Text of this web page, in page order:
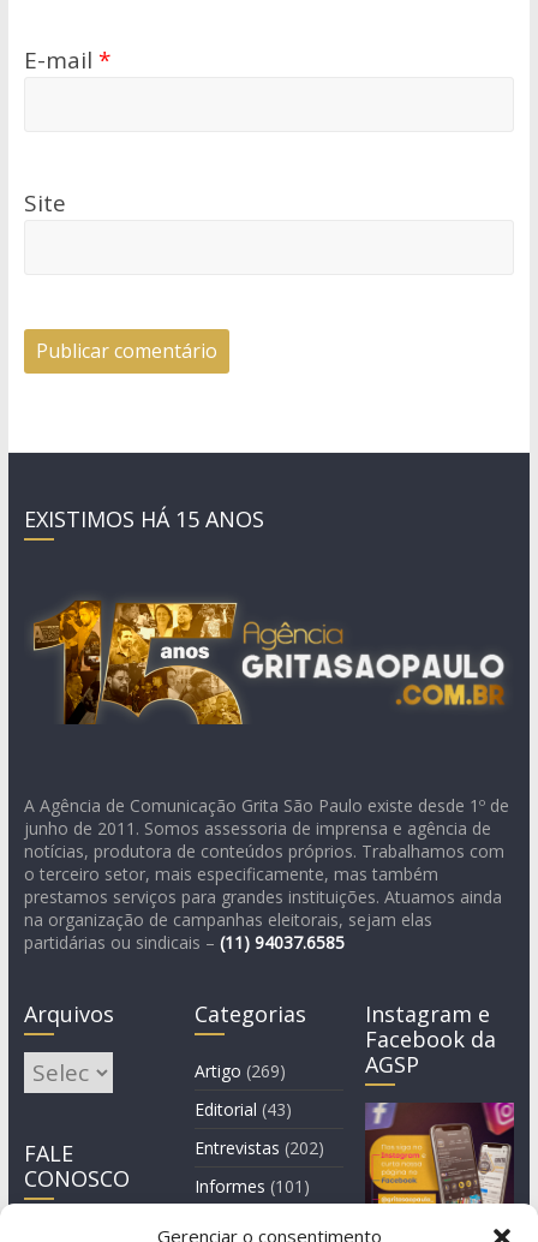
Gerenciar o consentimento
E-mail *
Site
EXISTIMOS HÁ 15 ANOS
A Agência de Comunicação Grita São Paulo existe desde 1º de
junho de 2011. Somos assessoria de imprensa e agência de
notícias, produtora de conteúdos próprios. Trabalhamos com
o terceiro setor, mais especificamente, mas também
prestamos serviços para grandes instituições. Atuamos ainda
na organização de campanhas eleitorais, sejam elas
partidárias ou sindicais – (11) 94037.6585
Arquivos
Arquivos
FALE
CONOSCO
Categorias
Artigo (269)
Editorial (43)
Entrevistas (202)
Informes (101)
Instagram e
Facebook da
AGSP